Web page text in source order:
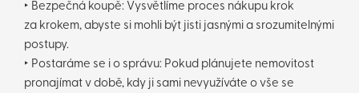
‣ Bezpečná koupě: Vysvětlíme proces nákupu krok
za krokem, abyste si mohli být jisti jasnými a srozumitelnými
postupy.
‣ Postaráme se i o správu: Pokud plánujete nemovitost
pronajímat v době, kdy ji sami nevyužíváte o vše se